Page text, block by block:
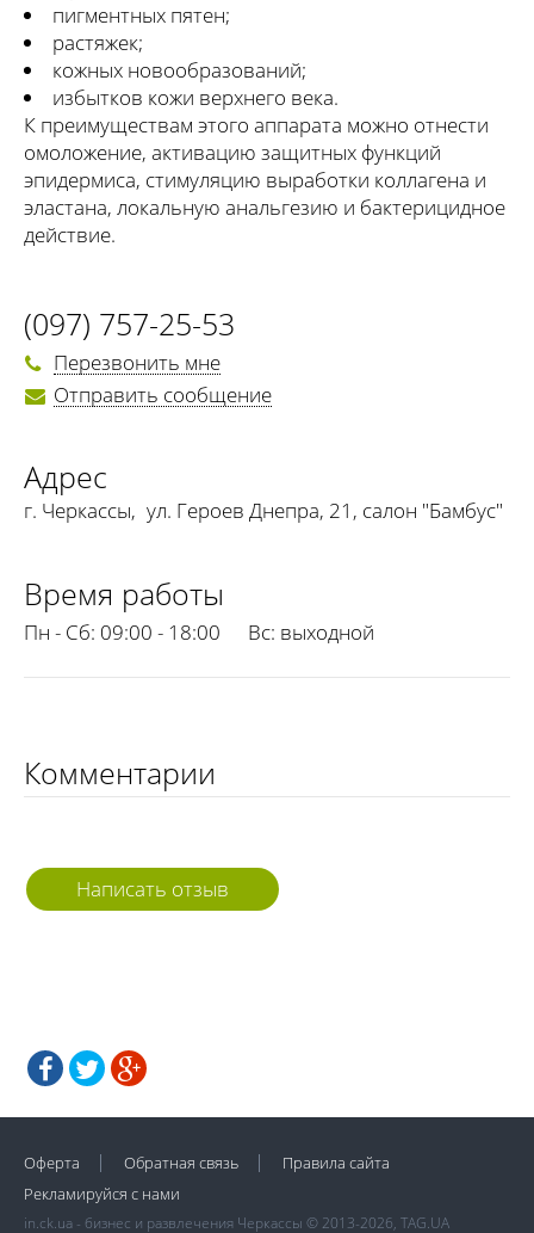
пигментных пятен;
растяжек;
кожных новообразований;
избытков кожи верхнего века.
К преимуществам этого аппарата можно отнести
омоложение, активацию защитных функций
эпидермиса, стимуляцию выработки коллагена и
эластана, локальную анальгезию и бактерицидное
действие.
(097) 757-25-53
Перезвонить мне
Отправить сообщение
Адрес
г. Черкассы, ул. Героев Днепра, 21, салон "Бамбус"
Время работы
Пн - Сб: 09:00 - 18:00 Вс: выходной
Комментарии
Написать отзыв
Оферта Обратная связь
Правила сайта
Рекламируйся с нами
in.ck.ua - бизнес и развлечения Черкассы © 2013-2026, TAG.UA